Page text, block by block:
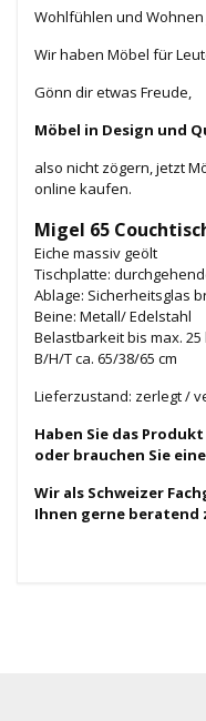
Wohlfühlen und Wohnen
Wir haben Möbel für
Gönn dir etwas Freude,
Möbel in Design und
also nicht zögern, jetzt
online kaufen.
Migel 65
Eiche massiv geölt
Tischplatte:
Ablage: Sicherheitsglas
Beine: Metall/ Edelstahl
Belastbarkeit bis max. 25
B/H/T ca. 65/38/65 cm
Lieferzustand: zerlegt /
Haben Sie das
oder brauchen Sie
Wir als Schweizer
Ihnen gerne beratend